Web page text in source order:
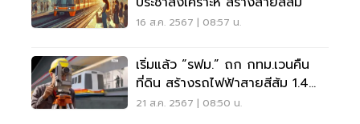
16 ส.ค. 2567 | 08:57 น.
เริ่มแล้ว “รฟม.” ถก กทม.เวนคืน
ที่ดิน สร้างรถไฟฟ้าสายสีส้ม 1.4
หมื่นล้าน
21 ส.ค. 2567 | 08:50 น.